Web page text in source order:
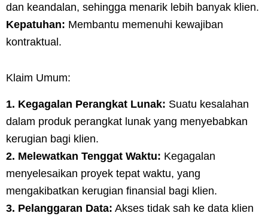
dan keandalan, sehingga menarik lebih banyak klien.
Kepatuhan: Membantu memenuhi kewajiban
kontraktual.
Klaim Umum:
1. Kegagalan Perangkat Lunak: Suatu kesalahan
dalam produk perangkat lunak yang menyebabkan
kerugian bagi klien.
2. Melewatkan Tenggat Waktu: Kegagalan
menyelesaikan proyek tepat waktu, yang
mengakibatkan kerugian finansial bagi klien.
3. Pelanggaran Data: Akses tidak sah ke data klien